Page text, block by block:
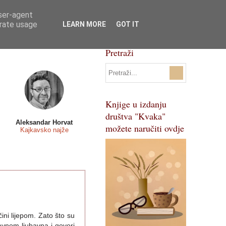
Svi natječaji
Pojmovnik
Aleksandar Horvat
Kajkavsko najže
lijepom. Zato što su
Pretraži
Knjige u izdanju
društva "Kvaka"
možete naručiti ovdje
agent
usage
LEARN MORE GOT IT